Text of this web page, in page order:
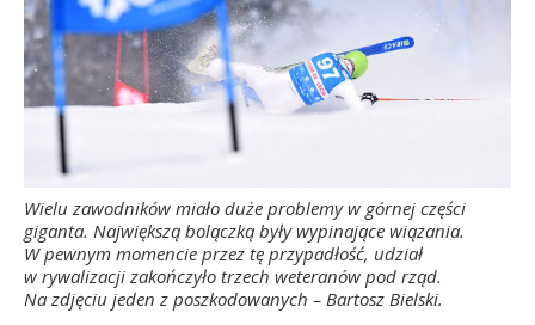
Wielu zawodników miało duże problemy w górnej części
giganta. Największą bolączką były wypinające wiązania.
W pewnym momencie przez tę przypadłość, udział
w rywalizacji zakończyło trzech weteranów pod rząd.
Na zdjęciu jeden z poszkodowanych – Bartosz Bielski.